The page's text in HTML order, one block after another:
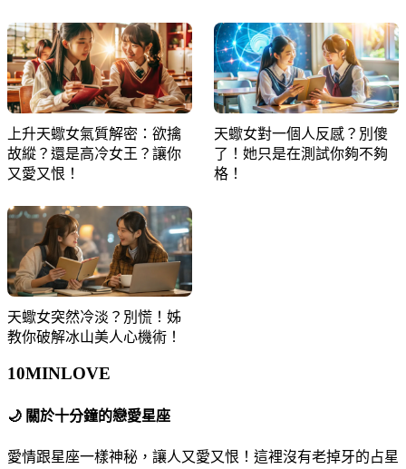
上升天蠍女氣質解密：欲擒
故縱？還是高冷女王？讓你
又愛又恨！
天蠍女對一個人反感？別傻
了！她只是在測試你夠不夠
格！
天蠍女突然冷淡？別慌！姊
教你破解冰山美人心機術！
10MINLOVE
🌙 關於十分鐘的戀愛星座
愛情跟星座一樣神秘，讓人又愛又恨！這裡沒有老掉牙的占星